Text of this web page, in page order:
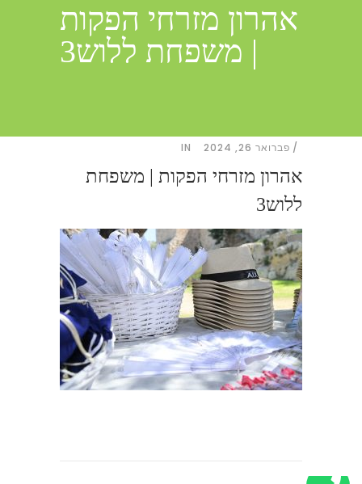
אהרון מזרחי הפקות
| משפחת ללוש3
פברואר 26, 2024 IN
אהרון מזרחי הפקות | משפחת
ללוש3